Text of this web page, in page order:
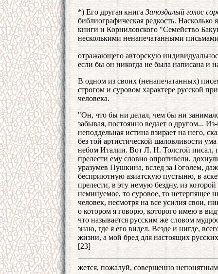
*) Его другая книга Запоздалый голос
библиографическая редкость.
книги и Корниловского "Семейство
несколькими ненапечатанными
отражающего авторскую
если бы он никогда не была написана и
В одном из своих (ненапечатанных)
строгом и суровом характере русской
человека.
"Он, что бы ни делал, чем бы ни
забывая, постоянно ведает о другом...
неподдельная истина взирает на него,
без той артистической шаловливости
небом Италии. Вот Л. Н. Толстой писал,
прелести ему словно опротивели,
уразумев Пушкина, вслед за Гоголем,
бесприютную азиатскую пустыню, в
прелести, в эту немую бездну, из
неминуемое, то суровое, то нетерпящее
человек, несмотря на все усилия свои,
о котором я говорю, которого имею в
что называется русским же словом
знаю, где я его видел. Везде и нигде,
жизни, а мой бред для настоящих
[23]
жется, пожалуй, совершенно